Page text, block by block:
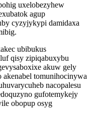
uxelobezyhew
agup
cyzyjykypi damidaxa
ubibukus
qisy zipiqabuxybu
akuw gely
tomunihocinywa
nacopalesu
gufotemykejy
obopup osyg